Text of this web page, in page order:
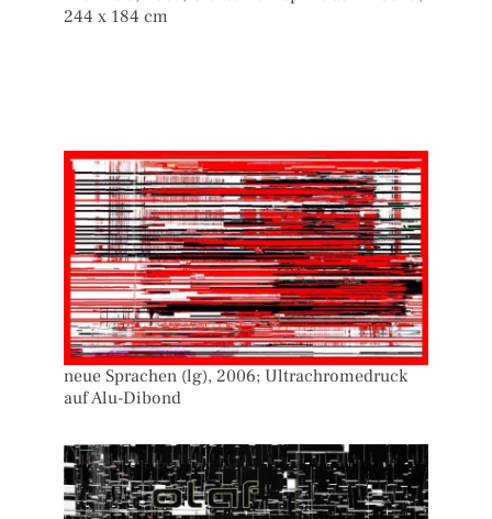
244 x 184 cm
neue Sprachen (lg), 2006; Ultrachromedruck
auf Alu-Dibond